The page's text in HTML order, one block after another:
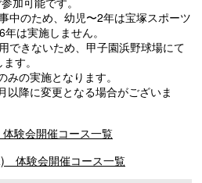
中のため、幼児〜2年は宝塚スポーツ
は実施しません。
できないため、甲子園浜野球場にて
す。
の実施となります。
以降に変更となる場合がございま
験会開催コース一覧
体験会開催コース一覧